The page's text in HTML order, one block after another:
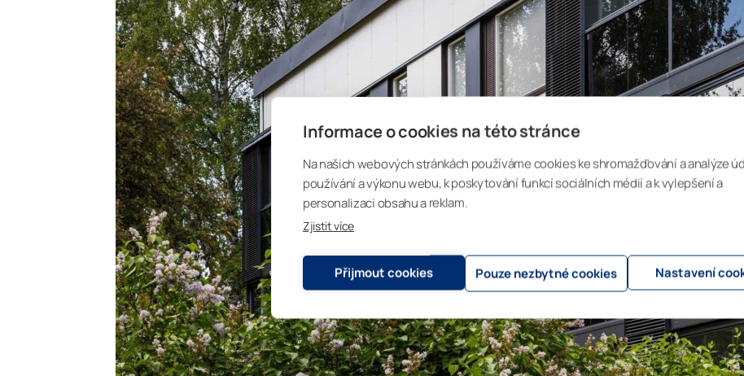
Informace o cookies na této stránce
Na našich webových stránkách používáme cookies ke shromažďování a analýze
používání a výkonu webu, k poskytování funkcí sociálních médií a k vylepšení a
personalizaci obsahu a reklam.
Zjistit více
Přijmout cookies Pouze nezbytné cookies Nastavení